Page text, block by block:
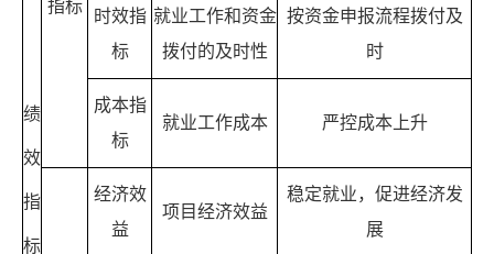
绩
效
指
标
指标
时效指
标
就业工作和资金
拨付的及时性
按资金申报流程拨付及
时
成本指
标
就业工作成本 严控成本上升
经济效
益
项目经济效益
稳定就业，促进经济发
展